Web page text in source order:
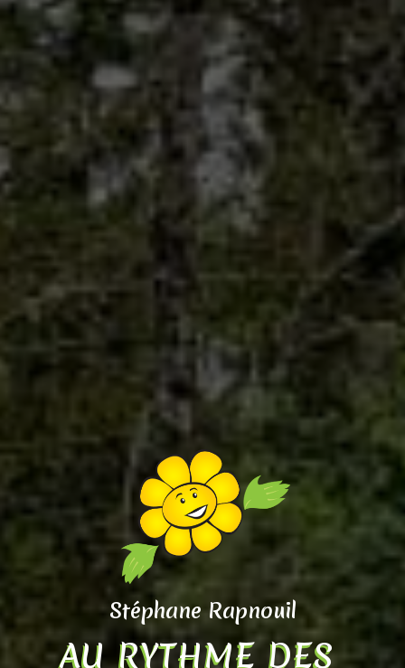
Stéphane Rapnouil
AU RYTHME DES